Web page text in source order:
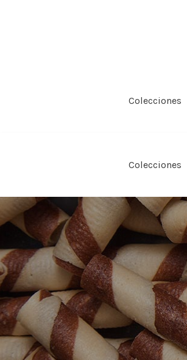
Colecciones
Colecciones